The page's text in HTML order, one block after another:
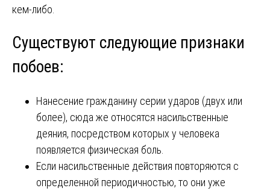
кем-либо.
Существуют следующие признаки
побоев:
Нанесение гражданину серии ударов (двух или
более), сюда же относятся насильственные
деяния, посредством которых у человека
появляется физическая боль.
Если насильственные действия повторяются с
определенной периодичностью, то они уже